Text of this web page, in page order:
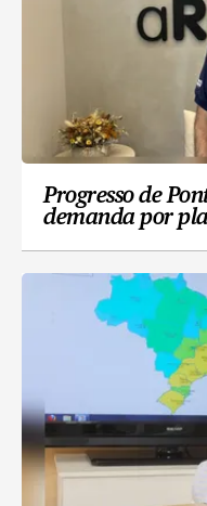
Progresso de
demanda por